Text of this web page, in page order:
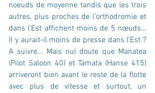
noeuds de moyenne tandis que les trois
autres, plus proches de l’orthodromie et
dans l’Est affichent moins de 5 nœuds…
Il y aurait-il moins de presse dans l’Est ?
A suivre… Mais nul doute que Manatea
(Pilot Saloon 40) et Tamata (Hanse 415)
arriveront bien avant le reste de la flotte
avec plus de vitesse et surtout, un